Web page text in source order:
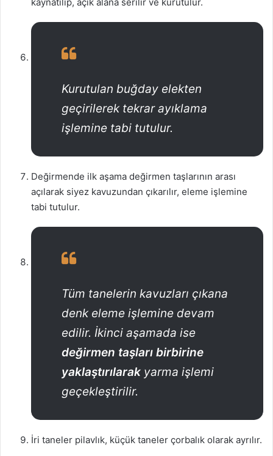
Kurutulan buğday elekten
geçirilerek tekrar ayıklama
işlemine tabi tutulur.
Değirmende ilk aşama değirmen taşlarının arası
açılarak siyez kavuzundan çıkarılır, eleme işlemine
tabi tutulur.
Tüm tanelerin kavuzları çıkana
denk eleme işlemine devam
edilir. İkinci aşamada ise
değirmen taşları birbirine
yaklaştırılarak yarma işlemi
geçekleştirilir.
İri taneler pilavlık, küçük taneler çorbalık olarak ayrılır.